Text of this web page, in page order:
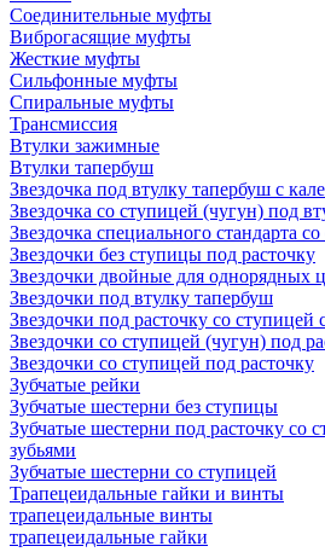
Соединительные муфты
Виброгасящие муфты
Жесткие муфты
Сильфонные муфты
Спиральные муфты
Трансмиссия
Втулки зажимные
Втулки тапербуш
Звездочка под втулку тапербуш c
Звездочка со ступицей (чугун) под
Звездочка специального стандарта
Звездочки без ступицы под расточку
Звездочки двойные для однорядных
Звездочки под втулку тапербуш
Звездочки под расточку со ступицей
Звездочки со ступицей (чугун) под
Звездочки со ступицей под расточку
Зубчатые рейки
Зубчатые шестерни без ступицы
Зубчатые шестерни под расточку со
зубьями
Зубчатые шестерни со ступицей
Трапецеидальные гайки и винты
трапецеидальные винты
трапецеидальные гайки